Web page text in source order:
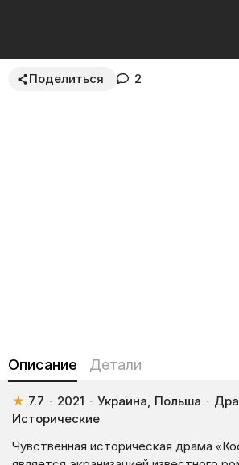
Поделиться 2
Описание Детали
★ 7.7 · 2021 · Украина, Польша ·
Исторические
Чувственная историческая драма